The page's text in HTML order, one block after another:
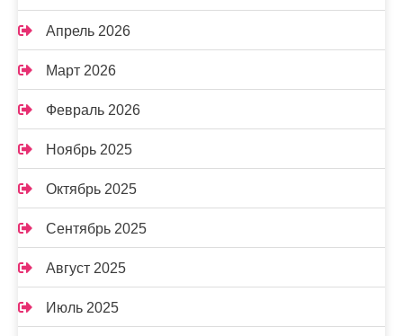
Апрель 2026
Март 2026
Февраль 2026
Ноябрь 2025
Октябрь 2025
Сентябрь 2025
Август 2025
Июль 2025